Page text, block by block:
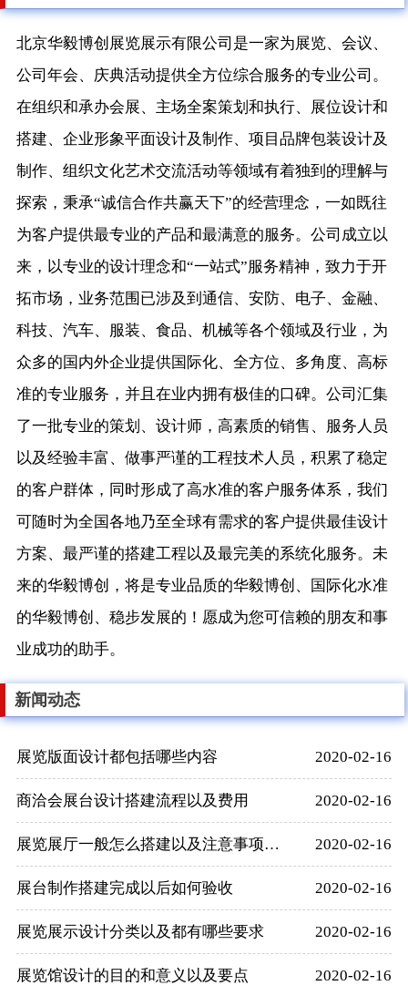
北京华毅博创展览展示有限公司是一家为展览、会议、
公司年会、庆典活动提供全方位综合服务的专业公司。
在组织和承办会展、主场全案策划和执行、展位设计和
搭建、企业形象平面设计及制作、项目品牌包装设计及
制作、组织文化艺术交流活动等领域有着独到的理解与
探索，秉承“诚信合作共赢天下”的经营理念，一如既往
为客户提供最专业的产品和最满意的服务。公司成立以
来，以专业的设计理念和“一站式”服务精神，致力于开
拓市场，业务范围已涉及到通信、安防、电子、金融、
科技、汽车、服装、食品、机械等各个领域及行业，为
众多的国内外企业提供国际化、全方位、多角度、高标
准的专业服务，并且在业内拥有极佳的口碑。公司汇集
了一批专业的策划、设计师，高素质的销售、服务人员
以及经验丰富、做事严谨的工程技术人员，积累了稳定
的客户群体，同时形成了高水准的客户服务体系，我们
可随时为全国各地乃至全球有需求的客户提供最佳设计
方案、最严谨的搭建工程以及最完美的系统化服务。未
来的华毅博创，将是专业品质的华毅博创、国际化水准
的华毅博创、稳步发展的！愿成为您可信赖的朋友和事
业成功的助手。
新闻动态
展览版面设计都包括哪些内容 2020-02-16
商洽会展台设计搭建流程以及费用 2020-02-16
展览展厅一般怎么搭建以及注意事项有哪些 2020-02-16
展台制作搭建完成以后如何验收 2020-02-16
展览展示设计分类以及都有哪些要求 2020-02-16
展览馆设计的目的和意义以及要点 2020-02-16